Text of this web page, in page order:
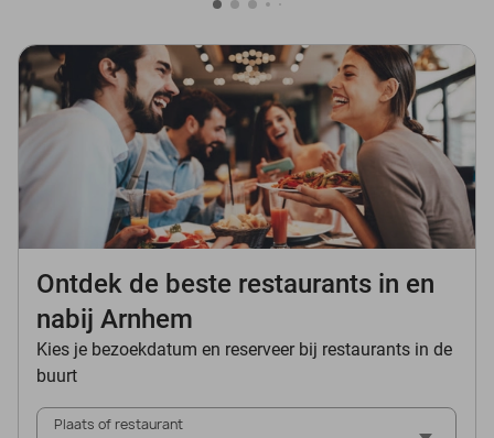
Ontdek de beste restaurants in en
nabij Arnhem
Kies je bezoekdatum en reserveer bij restaurants in de
buurt
Plaats of restaurant